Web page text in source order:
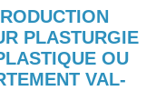
PLASTURGIE
OU
VAL-